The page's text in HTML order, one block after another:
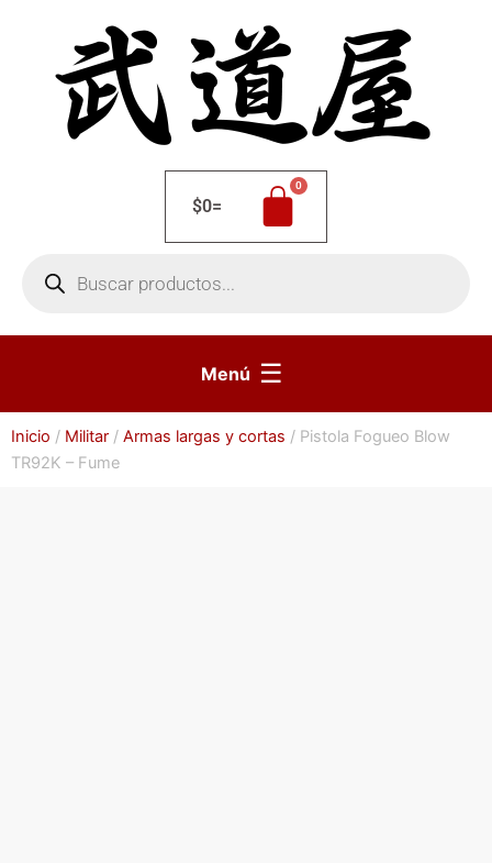
$0=
productos
Menú ☰
Inicio / Militar / Armas largas y cortas / Pistola Fogueo Blow
TR92K – Fume